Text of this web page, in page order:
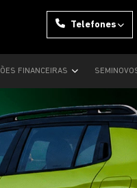
Telefones
FINANCEIRAS